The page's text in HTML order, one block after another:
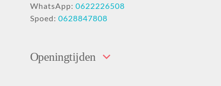
WhatsApp: 0622226508
Spoed: 0628847808
Openingtijden